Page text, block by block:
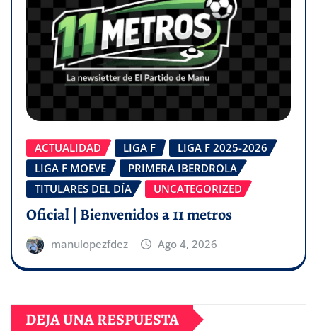
ACTUALIDAD LIGA F
LIGA F 2025-2026
LIGA F MOEVE
PRIMERA IBERDROLA
TITULARES DEL DÍA
UNCATEGORIZED
Oficial | Bienvenidos a 11 metros
manulopezfdez Ago 4, 2026
DEJA UNA RESPUESTA